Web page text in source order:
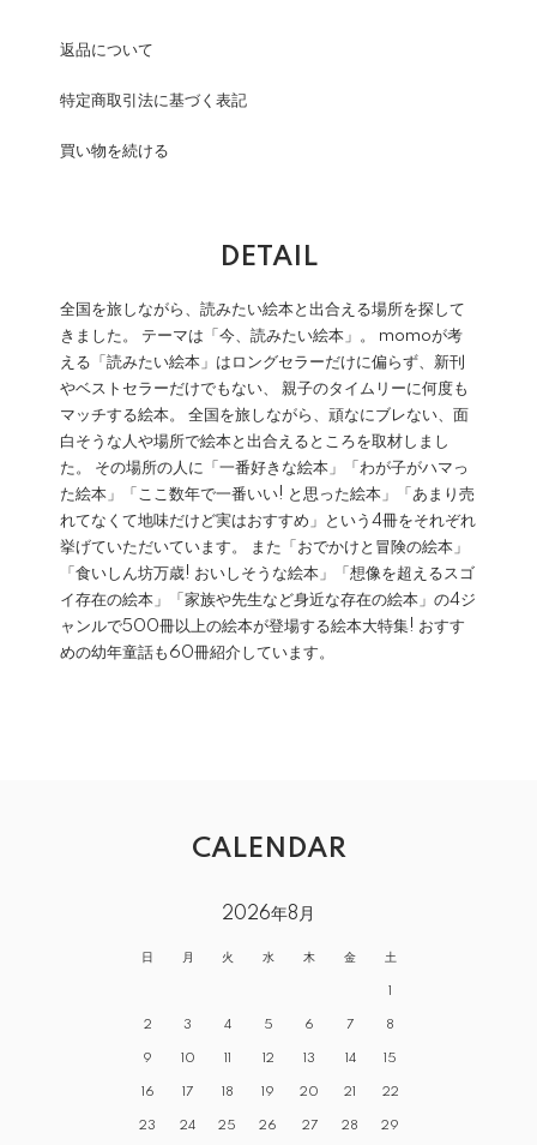
返品について
特定商取引法に基づく表記
買い物を続ける
DETAIL
全国を旅しながら、読みたい絵本と出合える場所を探して
きました。 テーマは「今、読みたい絵本」。 momoが考
える「読みたい絵本」はロングセラーだけに偏らず、新刊
やベストセラーだけでもない、 親子のタイムリーに何度も
マッチする絵本。 全国を旅しながら、頑なにブレない、面
白そうな人や場所で絵本と出合えるところを取材しまし
た。 その場所の人に「一番好きな絵本」「わが子がハマっ
た絵本」「ここ数年で一番いい! と思った絵本」「あまり売
れてなくて地味だけど実はおすすめ」という4冊をそれぞれ
挙げていただいています。 また「おでかけと冒険の絵本」
「食いしん坊万歳! おいしそうな絵本」「想像を超えるスゴ
イ存在の絵本」「家族や先生など身近な存在の絵本」の4ジ
ャンルで500冊以上の絵本が登場する絵本大特集! おすす
めの幼年童話も60冊紹介しています。
CALENDAR
2026年8月
日 月 火 水 木 金 土
1
2 3 4 5 6 7 8
9 10 11 12 13 14 15
16 17 18 19 20 21 22
23 24 25 26 27 28 29